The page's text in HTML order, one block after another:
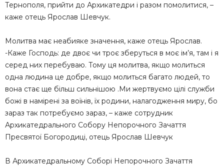
Тернополя, прийти до Архикатедри і разом помолитися, –
каже отець Ярослав Шевчук.
Молитва має неабияке значення, каже отець Ярослав.
-Каже Господь: де двоє чи троє зберуться в моє ім’я, там і я
серед них перебуваю. Тому ця молитва, якщо молиться
одна людина це добре, якщо молиться багато людей, то
вона стає ще більш сильнішою .Ми жертвуємо цілі служби
божі в намірені за воїнів, їх родини, налагодження миру, бо
зараз так потребуємо зараз, – каже сотрудник
Архикатедрального Собору Непорочного Зачаття
Пресвятої Богородиці, отець Ярослав Шевчук
В Архикатедральному Соборі Непорочного Зачаття